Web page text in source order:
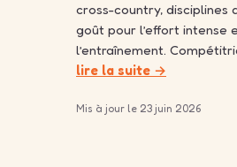
cross-country, disciplines
goût pour l’effort intense
l’entraînement.
lire la suite →
Mis à jour le 23 juin 2026